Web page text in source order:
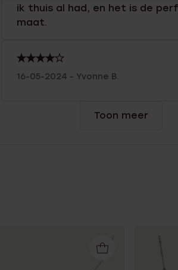
ik thuis al had, en het is de
maat.
16-05-2024 - Yvonne B.
Toon meer